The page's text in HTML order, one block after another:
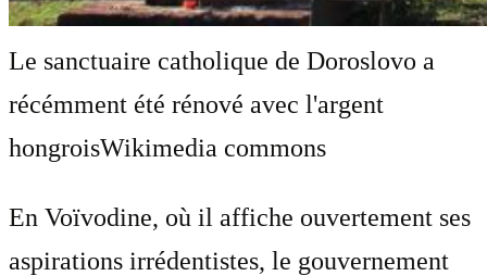
Le sanctuaire catholique de Doroslovo a
récémment été rénové avec l'argent
hongroisWikimedia commons
En Voïvodine, où il affiche ouvertement ses
aspirations irrédentistes, le gouvernement